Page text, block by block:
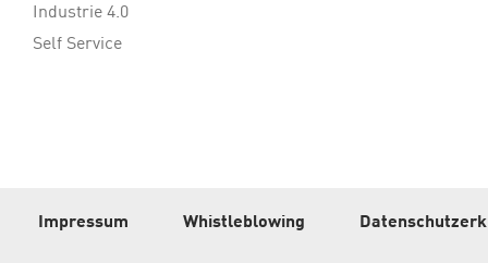
Industrie 4.0
Self Service
Impressum Whistleblowing